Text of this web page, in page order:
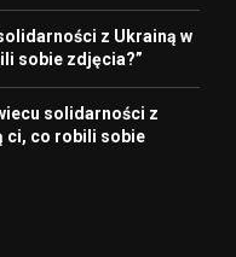
z Ukrainą w
sobie zdjęcia?”
solidarności z
ci, co robili sobie